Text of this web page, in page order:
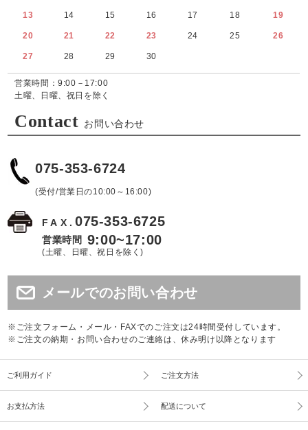
13 14 15 16 17 18 19
20 21 22 23 24 25 26
27 28 29 30
営業時間：9:00－17:00
土曜、日曜、祝日を除く
Contact お問い合わせ
075-353-6724
(受付/営業日の10:00～16:00)
FAX.075-353-6725
営業時間 9:00~17:00
(土曜、日曜、祝日を除く)
メールでのお問い合わせ
※ご注文フォーム・メール・FAXでのご注文は24時間受付しています。
※ご注文の納期・お問い合わせのご連絡は、休み明け以降となります
ご利用ガイド ご注文方法
お支払方法 配送について